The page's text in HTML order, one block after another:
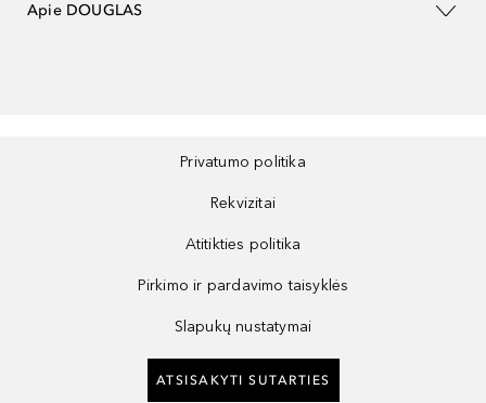
Apie DOUGLAS
Privatumo politika
Rekvizitai
Atitikties politika
Pirkimo ir pardavimo taisyklės
Slapukų nustatymai
ATSISAKYTI SUTARTIES